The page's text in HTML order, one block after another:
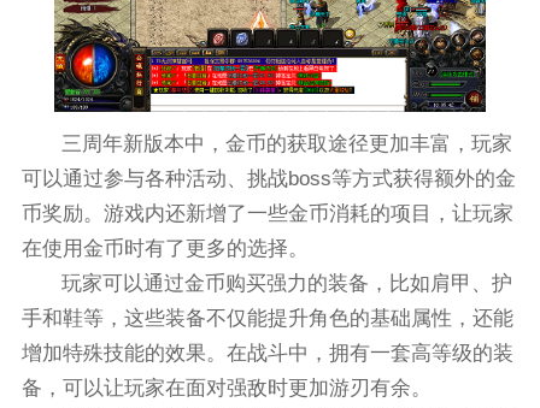
三周年新版本中，金币的获取途径更加丰富，玩家
可以通过参与各种活动、挑战boss等方式获得额外的金
币奖励。游戏内还新增了一些金币消耗的项目，让玩家
在使用金币时有了更多的选择。
玩家可以通过金币购买强力的装备，比如肩甲、护
手和鞋等，这些装备不仅能提升角色的基础属性，还能
增加特殊技能的效果。在战斗中，拥有一套高等级的装
备，可以让玩家在面对强敌时更加游刃有余。